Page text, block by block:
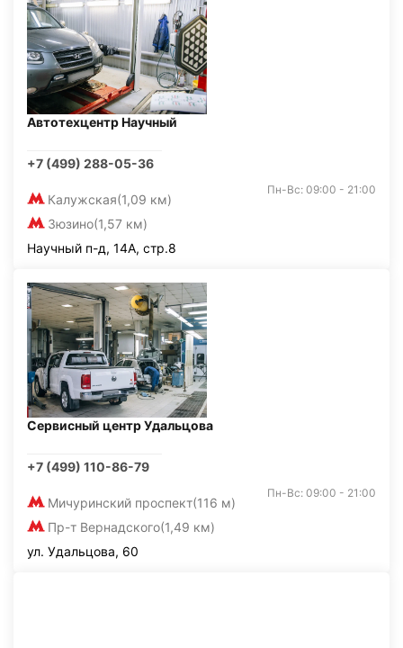
Автотехцентр Научный
+7 (499) 288-05-36
Калужская(1,09 км)
Зюзино(1,57 км)
Пн-Вс: 09:00 - 21:00
Научный п-д, 14А, стр.8
Сервисный центр Удальцова
+7 (499) 110-86-79
Мичуринский проспект(116 м)
Пр-т Вернадского(1,49 км)
Пн-Вс: 09:00 - 21:00
ул. Удальцова, 60